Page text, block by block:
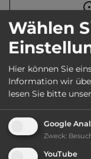
Ausstattung:
Wählen
Hier können Sie
Information wir
lesen Sie bitte
Google
Zweck:
YouTube